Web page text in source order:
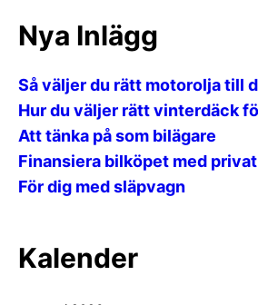
Nya Inlägg
Så väljer du rätt motorolja till
Hur du väljer rätt vinterdäck
Att tänka på som bilägare
Finansiera bilköpet med
För dig med släpvagn
Kalender